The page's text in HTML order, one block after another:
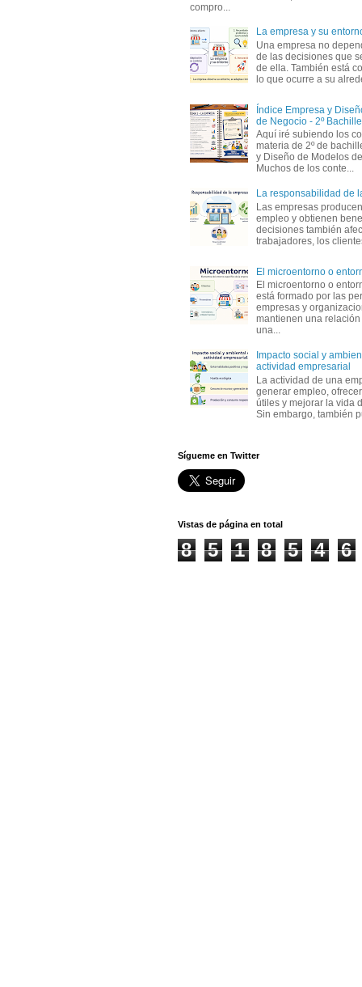
compro...
La empresa y su
Una empresa no
de las decisiones que
de ella. También está
lo que ocurre a su
Índice Empresa y
de Negocio - 2º
Aquí iré subiendo los
materia de 2º de
y Diseño de Modelos
Muchos de los conte...
La responsabilidad de
Las empresas
empleo y obtienen
decisiones también
trabajadores, los
El microentorno o
El microentorno o
está formado por las
empresas y
mantienen una
una...
Impacto social y
actividad empresarial
La actividad de una
generar empleo,
útiles y mejorar la vida
Sin embargo, también
Sígueme en Twitter
Vistas de página en total
8 5 1 8 5 4 6